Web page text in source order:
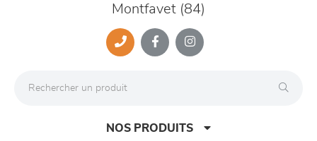
Montfavet (84)
NOS PRODUITS